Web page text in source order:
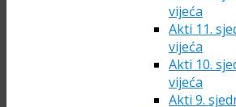
vijeća
Akti 11.
vijeća
Akti 10.
vijeća
Akti 9.